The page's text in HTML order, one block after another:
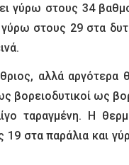
γύρω στους 34
στους 29 στα
αλλά αργότερα
βορειοδυτικοί ως
ταραγμένη. Η
στα παράλια και